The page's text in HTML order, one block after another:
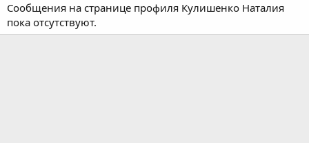
Сообщения на странице профиля Кулишенко Наталия
пока отсутствуют.